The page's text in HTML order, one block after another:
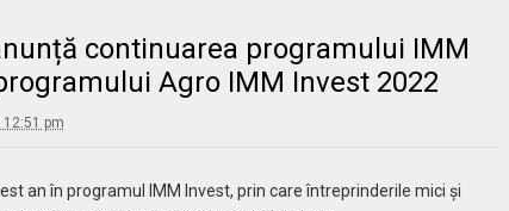
continuarea programului IMM
Agro IMM Invest 2022
pm
an în programul IMM Invest, prin care întreprinderile mici și